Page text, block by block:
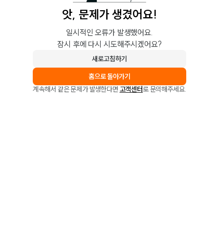
앗, 문제가 생겼어요!
일시적인 오류가 발생했어요.
잠시 후에 다시 시도해주시겠어요?
새로고침하기
홈으로 돌아가기
계속해서 같은 문제가 발생한다면 고객센터로 문의해주세요.